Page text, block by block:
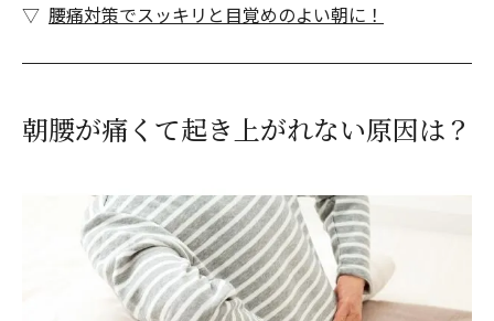
腰痛対策でスッキリと目覚めのよい朝に！
朝腰が痛くて起き上がれない原因は？